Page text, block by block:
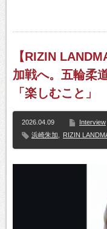
【RIZIN
加戦へ。五輪柔
「楽しむこと」
2026.04.09 Interview
浜崎朱加
RIZIN